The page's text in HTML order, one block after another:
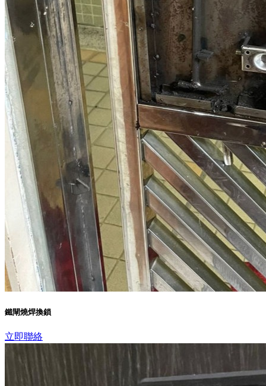
鐵閘燒焊換鎖
立即聯絡